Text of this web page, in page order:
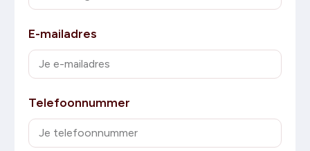
E-mailadres
Telefoonnummer